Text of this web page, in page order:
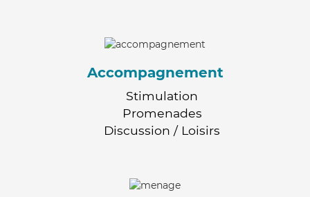
Accompagnement
Stimulation
Promenades
Discussion / Loisirs